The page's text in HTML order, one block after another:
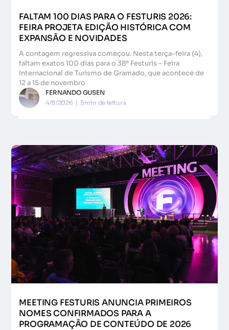
FALTAM 100 DIAS PARA O FESTURIS 2026:
FEIRA PROJETA EDIÇÃO HISTÓRICA COM
EXPANSÃO E NOVIDADES
A contagem regressiva começou. Nesta terça-feira (4),
faltam exatos 100 dias para o 38º Festuris – Feira
Internacional de Turismo de Gramado, que acontece de
12 a 15 de novembro
FERNANDO GUSEN
4/8/2026 | 5min de leitura
MEETING FESTURIS ANUNCIA PRIMEIROS
NOMES CONFIRMADOS PARA A
PROGRAMAÇÃO DE CONTEÚDO DE 2026